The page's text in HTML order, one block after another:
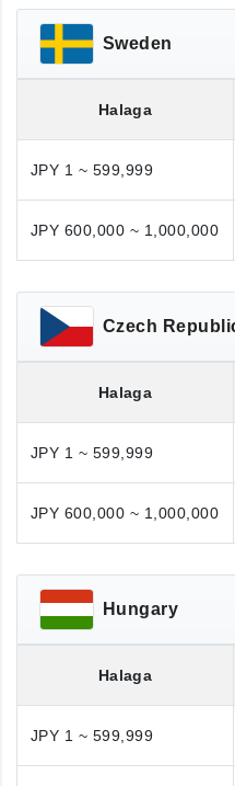
Sweden
Halaga
JPY 1 ~ 599,999
JPY 600,000 ~ 1,000,000
Czech
Halaga
JPY 1 ~ 599,999
JPY 600,000 ~ 1,000,000
Hungary
Halaga
JPY 1 ~ 599,999